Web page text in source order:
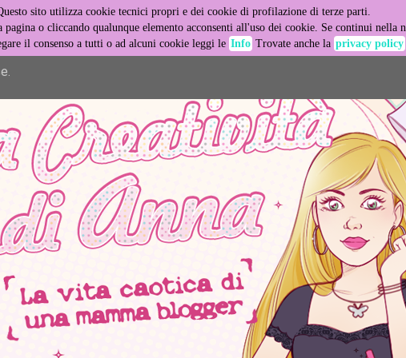
sito utilizza cookie tecnici propri e dei cookie di profilazione di terze parti.
pagina o cliccando qualunque elemento acconsenti all'uso dei cookie. Se continui nella
il consenso a tutti o ad alcuni cookie leggi le Info Trovate anche la privacy policy
its services and to analyze traffic. Your IP address and user-agent
and security metrics to ensure quality of service, generate usage